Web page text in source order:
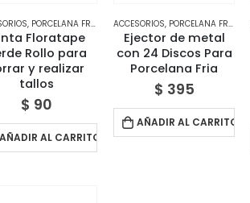
, PORCELANA FRÍA TIENDA
Floratape
Rollo para
y realizar
tallos
$ 90
AÑADIR AL CARRITO
ACCESORIOS, PORCELANA FRÍA
Ejector de metal
con 24 Discos Para
Porcelana Fria
$ 395
AÑADIR AL CARRITO